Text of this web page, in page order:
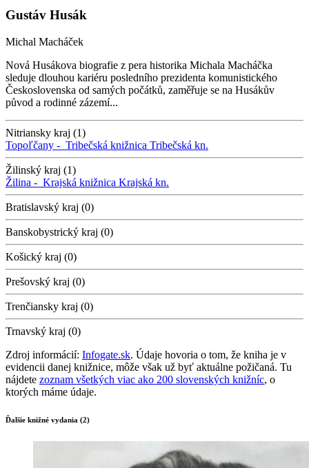
Gustáv Husák
Michal Macháček
Nová Husákova biografie z pera historika Michala Macháčka
sleduje dlouhou kariéru posledního prezidenta komunistického
Československa od samých počátků, zaměřuje se na Husákův
původ a rodinné zázemí...
Nitriansky kraj (1)
Topoľčany - Tribečská knižnica Tribečská kn.
Žilinský kraj (1)
Žilina - Krajská knižnica Krajská kn.
Bratislavský kraj (0)
Banskobystrický kraj (0)
Košický kraj (0)
Prešovský kraj (0)
Trenčiansky kraj (0)
Trnavský kraj (0)
Zdroj informácií: Infogate.sk. Údaje hovoria o tom, že kniha je v
evidencii danej knižnice, môže však už byť aktuálne požičaná. Tu
nájdete zoznam všetkých viac ako 200 slovenských knižníc, o
ktorých máme údaje.
Ďalšie knižné vydania (2)